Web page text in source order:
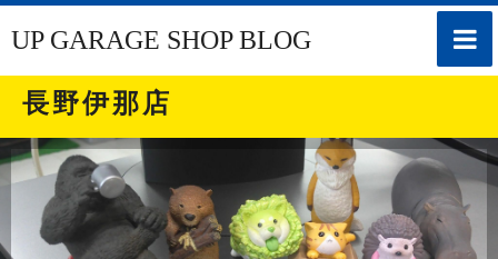
toggle
UP GARAGE SHOP BLOG
長野伊那店